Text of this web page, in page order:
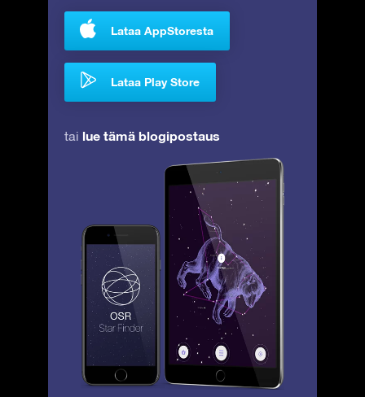
Lataa AppStoresta
Lataa Play Store
tai lue tämä blogipostaus